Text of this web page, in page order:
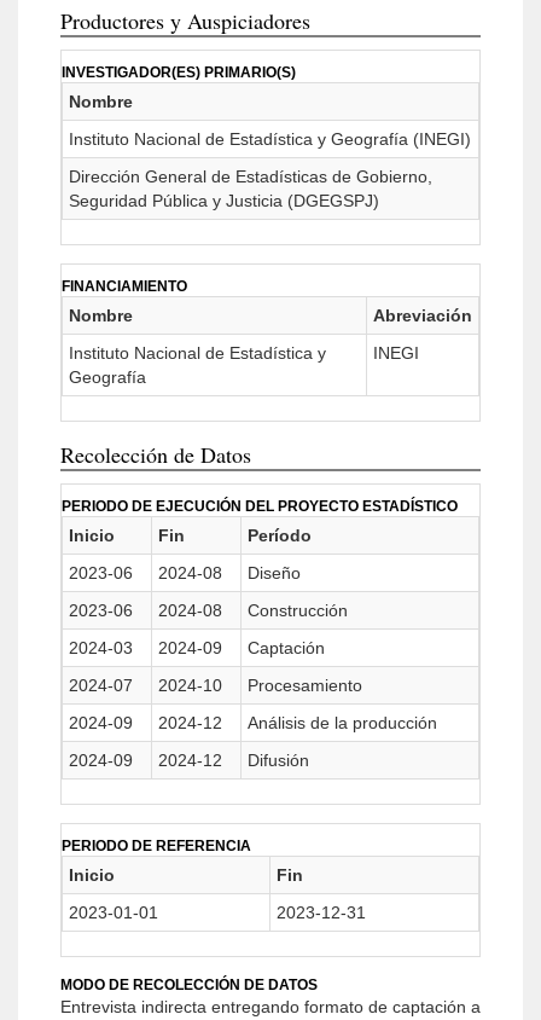
Productores y Auspiciadores
INVESTIGADOR(ES) PRIMARIO(S)
Nombre
Instituto Nacional de Estadística y Geografía (INEGI)
Dirección General de Estadísticas de Gobierno,
Seguridad Pública y Justicia (DGEGSPJ)
FINANCIAMIENTO
Nombre
Abreviación
Instituto Nacional de Estadística y
Geografía
INEGI
Recolección de Datos
PERIODO DE EJECUCIÓN DEL PROYECTO ESTADÍSTICO
Inicio Fin
Período
2023-06
2024-08
Diseño
2023-06
2024-08
Construcción
2024-03
2024-09
Captación
2024-07
2024-10
Procesamiento
2024-09
2024-12
Análisis de la producción
2024-09
2024-12 Difusión
PERIODO DE REFERENCIA
Inicio
Fin
2023-01-01
2023-12-31
MODO DE RECOLECCIÓN DE DATOS
Entrevista indirecta entregando formato de captación a